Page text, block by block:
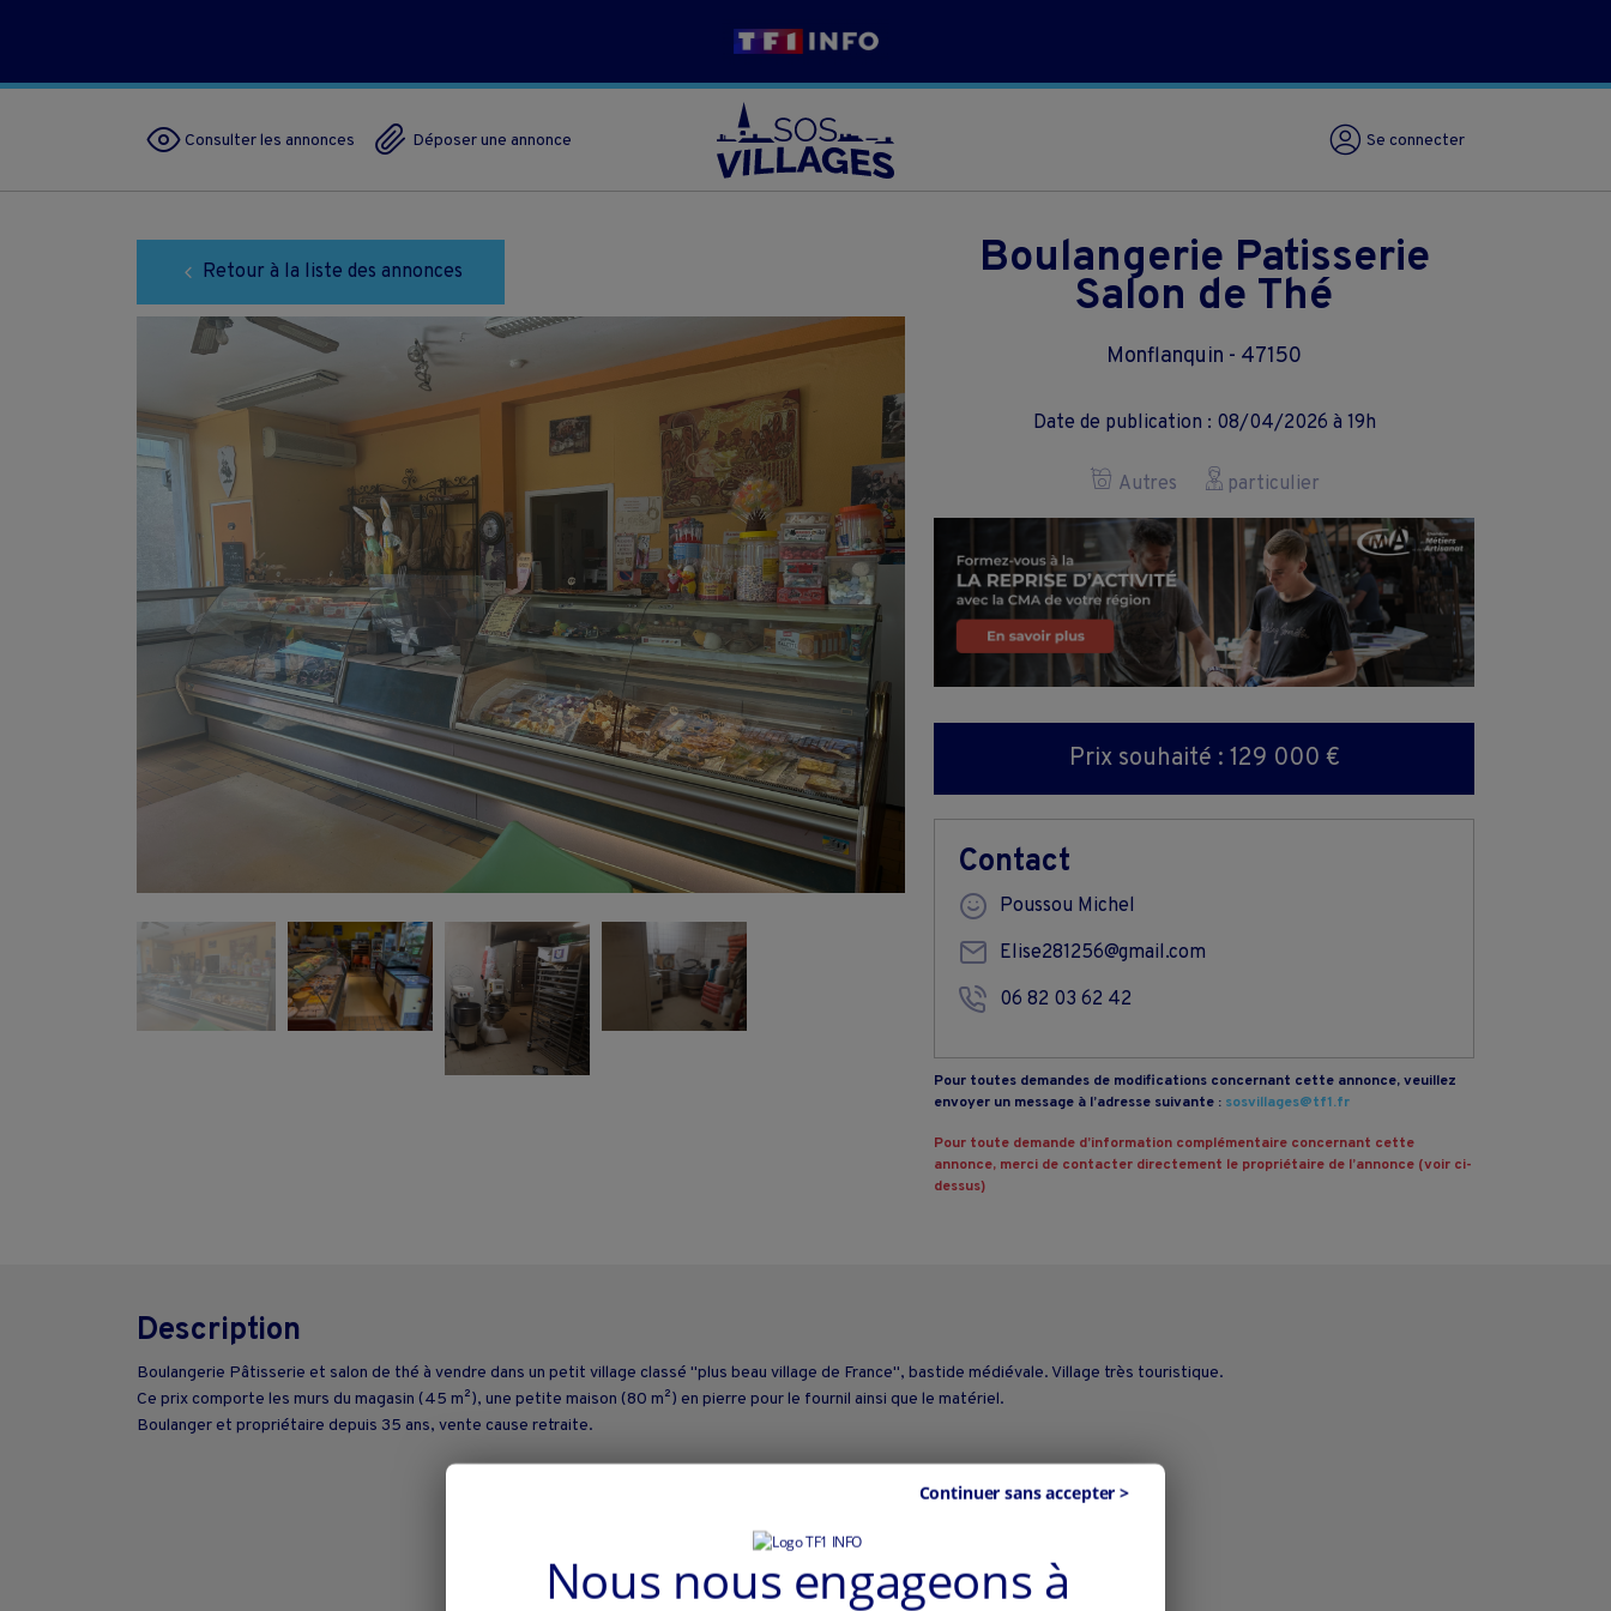
Consulter les annonces Déposer une annonce Se connecter
Retour à la liste des annonces Boulangerie Patisserie
Salon de Thé
Monflanquin - 47150
Date de publication : 08/04/2026 à 19h
Autres particulier
Prix souhaité : 129 000 €
Contact
Poussou Michel
Elise281256@gmail.com
06 82 03 62 42
Pour toutes demandes de modifications concernant cette annonce, veuillez
envoyer un message à l’adresse suivante : sosvillages@tf1.fr
Pour toute demande d’information complémentaire concernant cette
annonce, merci de contacter directement le propriétaire de l’annonce (voir ci-
dessus)
Description
Boulangerie Pâtisserie et salon de thé à vendre dans un petit village classé "plus beau village de France", bastide médiévale. Village très touristique.
Ce prix comporte les murs du magasin (45 m²), une petite maison (80 m²) en pierre pour le fournil ainsi que le matériel.
Boulanger et propriétaire depuis 35 ans, vente cause retraite.
Nous nous engageons à
Continuer sans accepter >